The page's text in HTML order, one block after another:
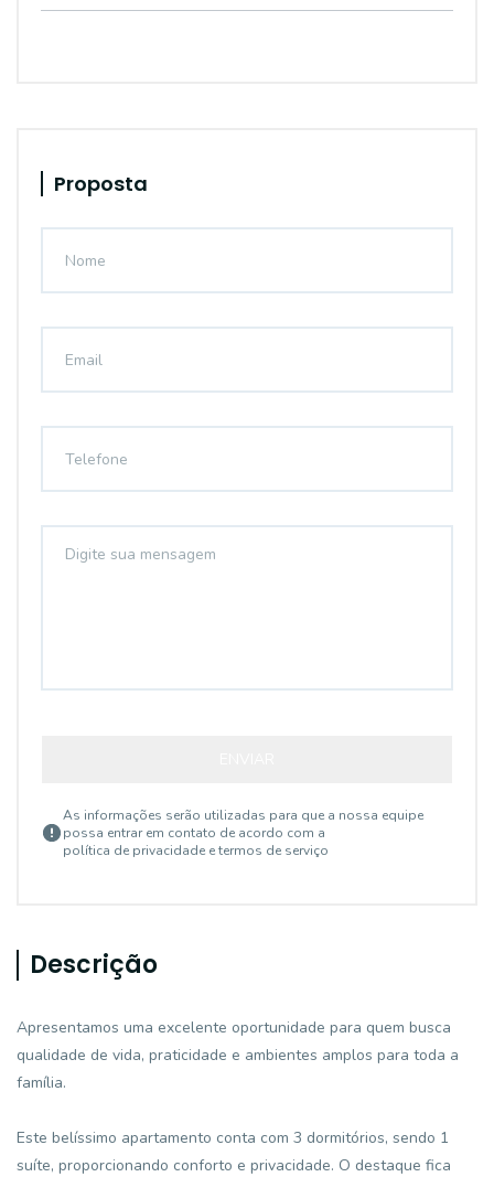
Proposta
As informações serão utilizadas para que a nossa equipe
possa entrar em contato de acordo com a
política de privacidade e termos de serviço
Descrição
Apresentamos uma excelente oportunidade para quem busca
qualidade de vida, praticidade e ambientes amplos para toda a
família.
Este belíssimo apartamento conta com 3 dormitórios, sendo 1
suíte, proporcionando conforto e privacidade. O destaque fica